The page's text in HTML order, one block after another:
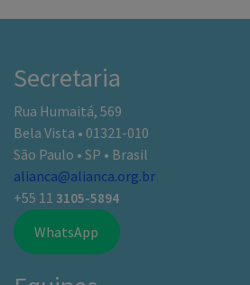
Rua Humaitá, 569
São Paulo • SP • Brasil
alianca@alianca.org.br
+55 113105-5894
WhatsApp
Equipes
Equipe de Apoio ao Exterior
apoioaoexterior@equipesalianca.org.br
Equipe do Trevo